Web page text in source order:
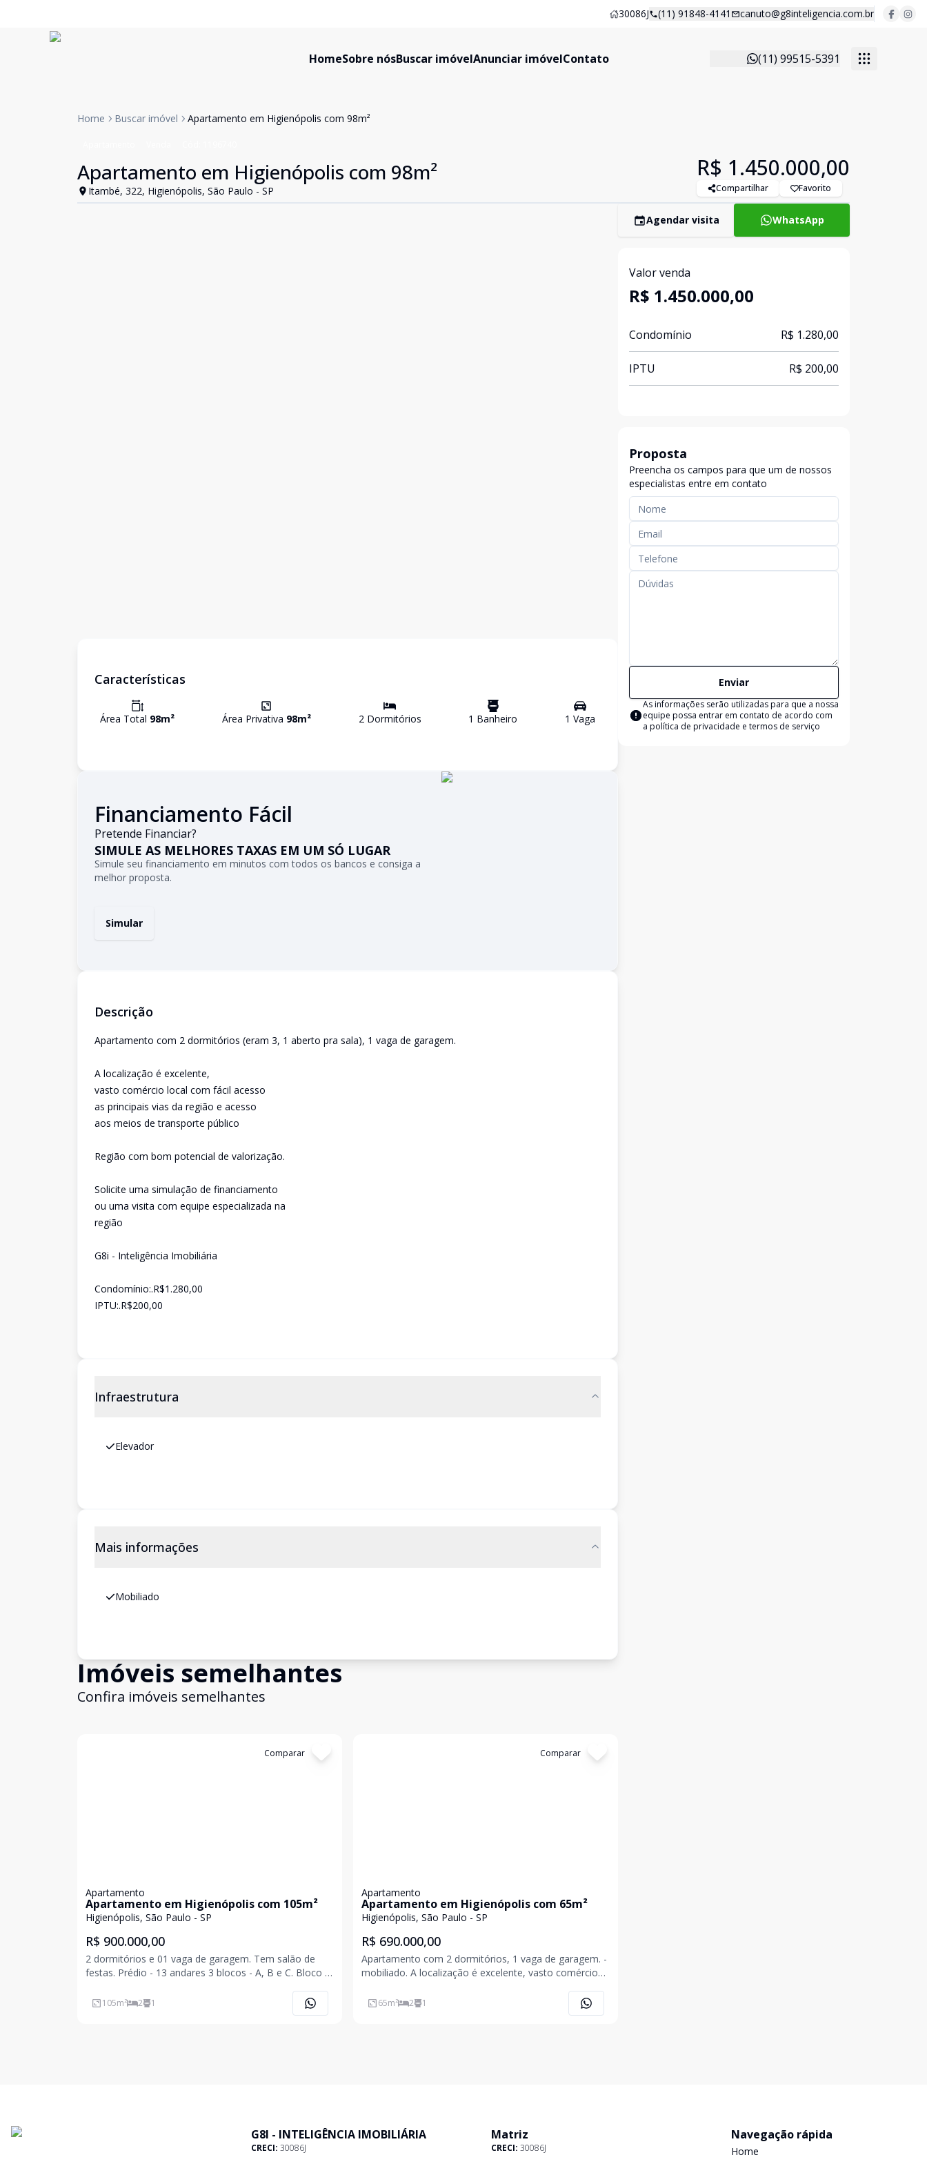
30086J (11) 91848-4141 canuto@g8inteligencia.com.br
HomeSobre nósBuscar imóvelAnunciar imóvelContato (11) 99515-5391
Home Buscar imóvel Apartamento em Higienópolis com 98m²
Apartamento em Higienópolis com 98m²
Itambé, 322, Higienópolis, São Paulo - SP
R$ 1.450.000,00
Compartilhar Favorito
Características
Área Total 98m² Área Privativa 98m² 2Dormitórios 1 Banheiro 1 Vaga
Financiamento Fácil
Pretende Financiar?
SIMULE AS MELHORES TAXAS EM UM SÓ LUGAR
Simule seu financiamento em minutos com todos os bancos e consiga a
melhor proposta.
Simular
Descrição
Apartamento com 2 dormitórios (eram 3, 1 aberto pra sala), 1 vaga de garagem.
A localização é excelente,
vasto comércio local com fácil acesso
as principais vias da região e acesso
aos meios de transporte público
Região com bom potencial de valorização.
Solicite uma simulação de financiamento
ou uma visita com equipe especializada na
região
G8i - Inteligência Imobiliária
Condomínio:.R$1.280,00
IPTU:.R$200,00
Infraestrutura
Elevador
Mais informações
Mobiliado
Imóveis semelhantes
Confira imóveis semelhantes
Comparar
Apartamento
Apartamento em Higienópolis com 105m²
Higienópolis, São Paulo - SP
R$ 900.000,00
2 dormitórios e 01 vaga de garagem. Tem salão de
festas. Prédio - 13 andares 3 blocos - A, B e C. Bloco A
105m² 2 1
Comparar
Apartamento
Apartamento em Higienópolis com 65m²
Higienópolis, São Paulo - SP
R$ 690.000,00
Apartamento com 2 dormitórios, 1 vaga de garagem. -
mobiliado. A localização é excelente, vasto comércio
65m² 2 1
Agendar visita WhatsApp
Valor venda
R$ 1.450.000,00
Condomínio R$ 1.280,00
IPTU R$ 200,00
Proposta
Preencha os campos para que um de nossos
especialistas entre em contato
Enviar
As informações serão utilizadas para que a nossa
equipe possa entrar em contato de acordo com
a política de privacidade e termos de serviço
G8I - INTELIGÊNCIA IMOBILIÁRIA
CRECI: 30086J
Matriz
CRECI: 30086J
Navegação rápida
Home